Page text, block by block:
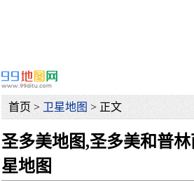
首页 > 卫星地图 > 正文
圣多美地图,圣多美和普
星地图